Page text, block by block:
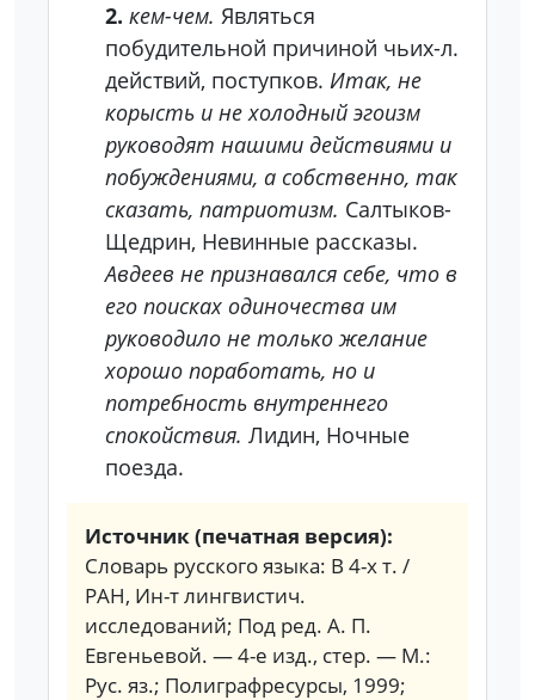
2. кем-чем. Являться
побудительной причиной чьих-л.
действий, поступков. Итак, не
корысть и не холодный эгоизм
руководят нашими действиями и
побуждениями, а собственно, так
сказать, патриотизм. Салтыков-
Щедрин, Невинные рассказы.
Авдеев не признавался себе, что в
его поисках одиночества им
руководило не только желание
хорошо поработать, но и
потребность внутреннего
спокойствия. Лидин, Ночные
поезда.
Источник (печатная версия):
Словарь русского языка: В 4-х т. /
РАН, Ин-т лингвистич.
исследований; Под ред. А. П.
Евгеньевой. — 4-е изд., стер. — М.:
Рус. яз.; Полиграфресурсы, 1999;